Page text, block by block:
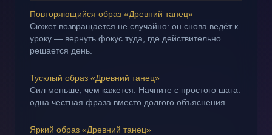
Повторяющийся образ «Древний танец»
Сюжет возвращается не случайно: он снова ведёт к
уроку — вернуть фокус туда, где действительно
решается день.
Тусклый образ «Древний танец»
Сил меньше, чем кажется. Начните с простого шага:
одна честная фраза вместо долгого объяснения.
Яркий образ «Древний танец»